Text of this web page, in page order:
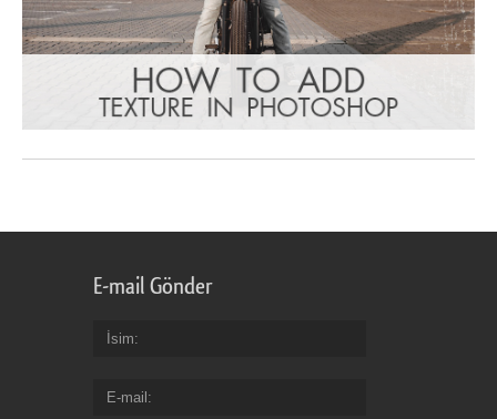
E-mail Gönder
İsim
E-mail